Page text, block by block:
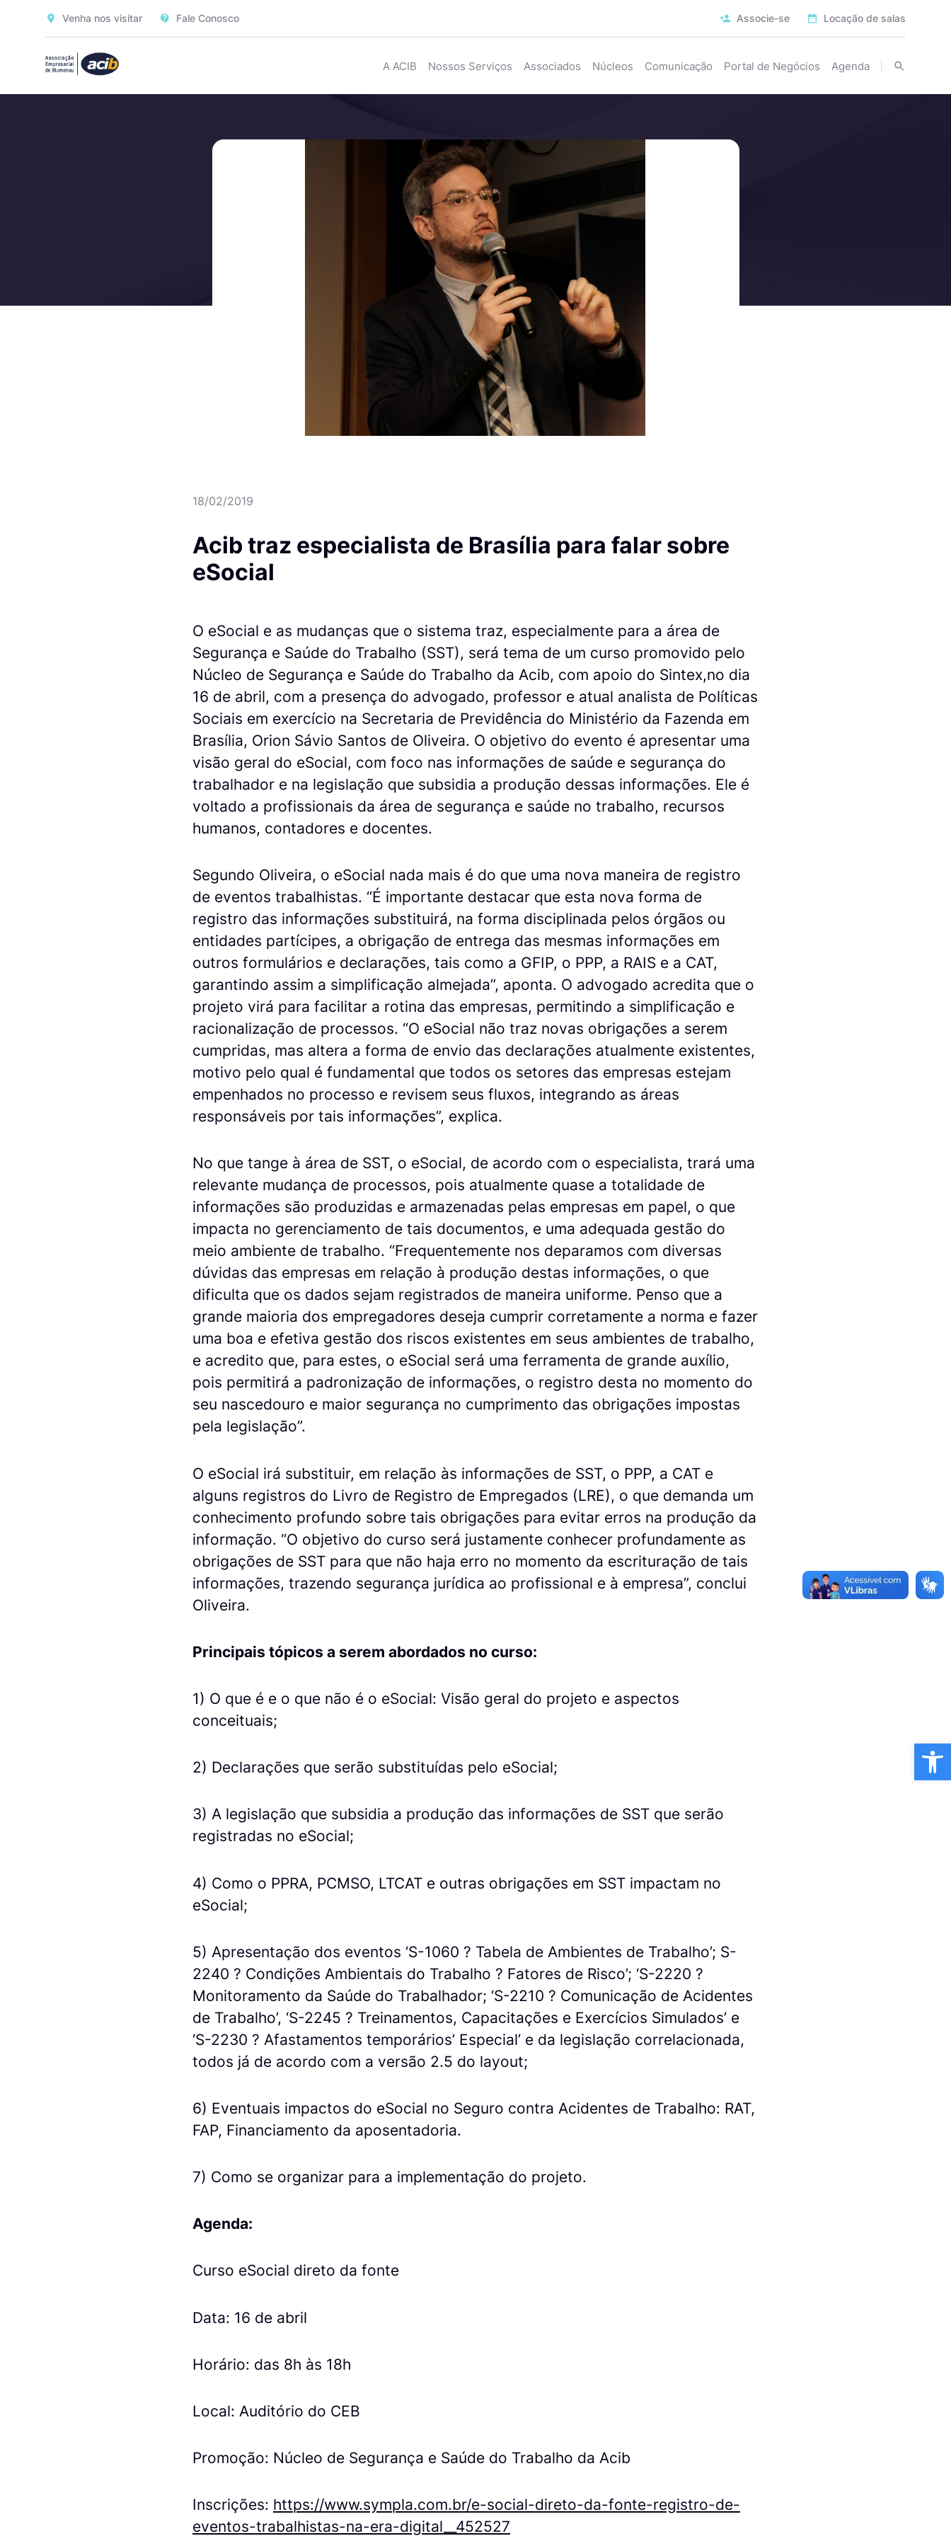
Venha nos visitar Fale Conosco Associe-se Locação de salas
A ACIB Nossos Serviços Associados Núcleos Comunicação Portal de Negócios Agenda
18/02/2019
Acib traz especialista de Brasília para falar sobre
eSocial
O eSocial e as mudanças que o sistema traz, especialmente para a área de
Segurança e Saúde do Trabalho (SST), será tema de um curso promovido pelo
Núcleo de Segurança e Saúde do Trabalho da Acib, com apoio do Sintex,no dia
16 de abril, com a presença do advogado, professor e atual analista de Políticas
Sociais em exercício na Secretaria de Previdência do Ministério da Fazenda em
Brasília, Orion Sávio Santos de Oliveira. O objetivo do evento é apresentar uma
visão geral do eSocial, com foco nas informações de saúde e segurança do
trabalhador e na legislação que subsidia a produção dessas informações. Ele é
voltado a profissionais da área de segurança e saúde no trabalho, recursos
humanos, contadores e docentes.
Segundo Oliveira, o eSocial nada mais é do que uma nova maneira de registro
de eventos trabalhistas. “É importante destacar que esta nova forma de
registro das informações substituirá, na forma disciplinada pelos órgãos ou
entidades partícipes, a obrigação de entrega das mesmas informações em
outros formulários e declarações, tais como a GFIP, o PPP, a RAIS e a CAT,
garantindo assim a simplificação almejada”, aponta. O advogado acredita que o
projeto virá para facilitar a rotina das empresas, permitindo a simplificação e
racionalização de processos. “O eSocial não traz novas obrigações a serem
cumpridas, mas altera a forma de envio das declarações atualmente existentes,
motivo pelo qual é fundamental que todos os setores das empresas estejam
empenhados no processo e revisem seus fluxos, integrando as áreas
responsáveis por tais informações”, explica.
No que tange à área de SST, o eSocial, de acordo com o especialista, trará uma
relevante mudança de processos, pois atualmente quase a totalidade de
informações são produzidas e armazenadas pelas empresas em papel, o que
impacta no gerenciamento de tais documentos, e uma adequada gestão do
meio ambiente de trabalho. “Frequentemente nos deparamos com diversas
dúvidas das empresas em relação à produção destas informações, o que
dificulta que os dados sejam registrados de maneira uniforme. Penso que a
grande maioria dos empregadores deseja cumprir corretamente a norma e fazer
uma boa e efetiva gestão dos riscos existentes em seus ambientes de trabalho,
e acredito que, para estes, o eSocial será uma ferramenta de grande auxílio,
pois permitirá a padronização de informações, o registro desta no momento do
seu nascedouro e maior segurança no cumprimento das obrigações impostas
pela legislação”.
O eSocial irá substituir, em relação às informações de SST, o PPP, a CAT e
alguns registros do Livro de Registro de Empregados (LRE), o que demanda um
conhecimento profundo sobre tais obrigações para evitar erros na produção da
informação. “O objetivo do curso será justamente conhecer profundamente as
obrigações de SST para que não haja erro no momento da escrituração de tais
informações, trazendo segurança jurídica ao profissional e à empresa”, conclui
Oliveira.
Principais tópicos a serem abordados no curso:
1) O que é e o que não é o eSocial: Visão geral do projeto e aspectos
conceituais;
2) Declarações que serão substituídas pelo eSocial;
3) A legislação que subsidia a produção das informações de SST que serão
registradas no eSocial;
4) Como o PPRA, PCMSO, LTCAT e outras obrigações em SST impactam no
eSocial;
5) Apresentação dos eventos ‘S-1060 ? Tabela de Ambientes de Trabalho’; S-
2240 ? Condições Ambientais do Trabalho ? Fatores de Risco’; ‘S-2220 ?
Monitoramento da Saúde do Trabalhador; ‘S-2210 ? Comunicação de Acidentes
de Trabalho’, ‘S-2245 ? Treinamentos, Capacitações e Exercícios Simulados’ e
‘S-2230 ? Afastamentos temporários’ Especial’ e da legislação correlacionada,
todos já de acordo com a versão 2.5 do layout;
6) Eventuais impactos do eSocial no Seguro contra Acidentes de Trabalho: RAT,
FAP, Financiamento da aposentadoria.
7) Como se organizar para a implementação do projeto.
Agenda:
Curso eSocial direto da fonte
Data: 16 de abril
Horário: das 8h às 18h
Local: Auditório do CEB
Promoção: Núcleo de Segurança e Saúde do Trabalho da Acib
Inscrições: https://www.sympla.com.br/e-social-direto-da-fonte-registro-de-
eventos-trabalhistas-na-era-digital__452527